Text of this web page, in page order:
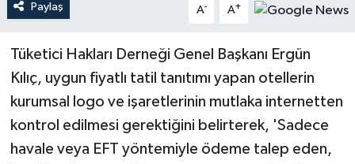
Paylaş A- A+
Tüketici Hakları Derneği Genel Başkanı Ergün
Kılıç, uygun fiyatlı tatil tanıtımı yapan otellerin
kurumsal logo ve işaretlerinin mutlaka internetten
kontrol edilmesi gerektiğini belirterek, 'Sadece
havale veya EFT yöntemiyle ödeme talep eden,